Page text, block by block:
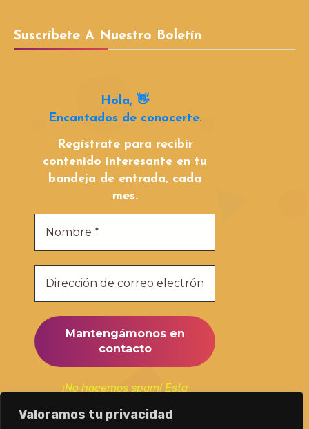
Valoramos tu privacidad
Suscríbete A Nuestro Boletín
Hola, 👋
Encantados de conocerte.
Regístrate para recibir
contenido interesante en tu
bandeja de entrada, cada
mes.
¡No hacemos spam! Esta
únicamente para mantenerte al